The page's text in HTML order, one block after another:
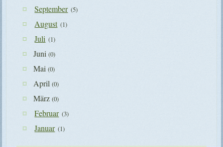
September (5)
August (1)
Juli (1)
Juni(0)
Mai(0)
April(0)
März(0)
Februar (3)
Januar (1)